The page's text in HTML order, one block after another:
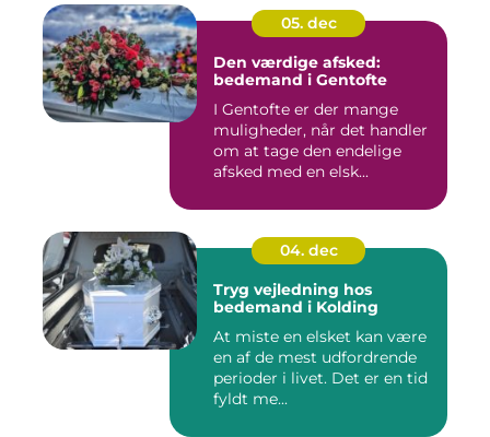
05. dec
Den værdige afsked:
bedemand i Gentofte
I Gentofte er der mange
muligheder, når det handler
om at tage den endelige
afsked med en elsk...
04. dec
Tryg vejledning hos
bedemand i Kolding
At miste en elsket kan være
en af de mest udfordrende
perioder i livet. Det er en tid
fyldt me...